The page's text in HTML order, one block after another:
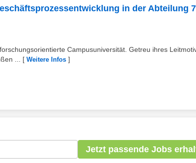
in der Abteilung
Campusuniversität. Getreu ihres
...
[ Weitere Infos ]
Jetzt passende Jobs